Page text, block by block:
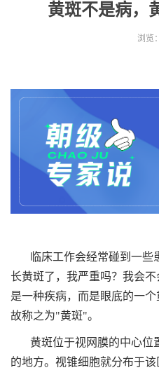
黄斑不是病，
浏览：
临床工作会经常碰到一
长黄斑了，我严重吗？我会
是一种疾病，而是眼底的一个
故称之为"黄斑"。
黄斑位于视网膜的中心位
的地方。视锥细胞就分布于